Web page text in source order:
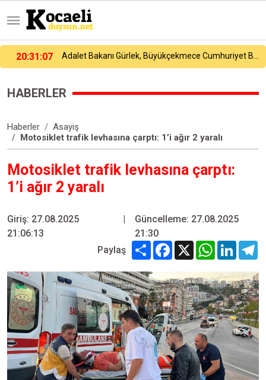
19:40:47
HABERLER
Haberler
Asayiş
Motosiklet trafik levhasına çarptı: 1’i ağır 2 yaralı
Motosiklet trafik levhasına çarptı:
1’i ağır 2 yaralı
Giriş: 27.08.2025
21:06:13
|
Güncelleme: 27.08.2025
21:30
Paylaş
Share Facebook
X WhatsApp